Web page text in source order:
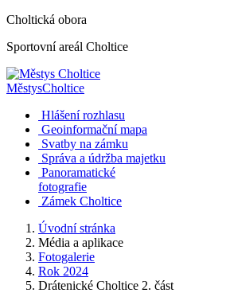
Choltická obora
Sportovní areál Choltice
MěstysCholtice
Hlášení rozhlasu
Geoinformační mapa
Svatby na zámku
Správa a údržba majetku
Panoramatické
fotografie
Zámek Choltice
Úvodní stránka
Média a aplikace
Fotogalerie
Rok 2024
Drátenické Choltice 2. část